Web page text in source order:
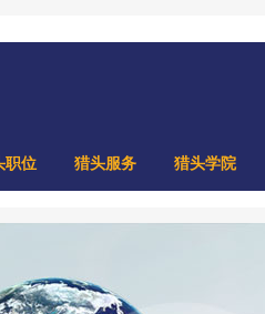
职位 猎头服务 猎头学院